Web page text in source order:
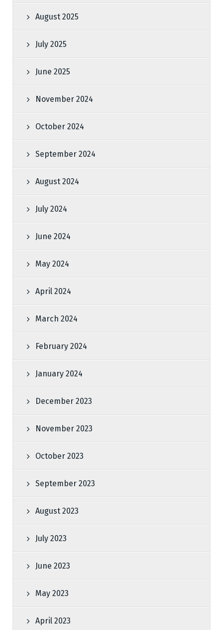
August 2025
July 2025
June 2025
November 2024
October 2024
September 2024
August 2024
July 2024
June 2024
May 2024
April 2024
March 2024
February 2024
January 2024
December 2023
November 2023
October 2023
September 2023
August 2023
July 2023
June 2023
May 2023
April 2023